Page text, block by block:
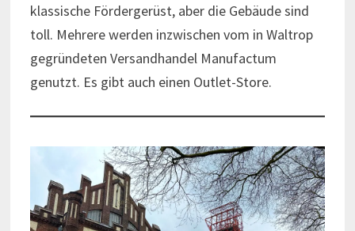
klassische Fördergerüst, aber die Gebäude sind
toll. Mehrere werden inzwischen vom in Waltrop
gegründeten Versandhandel Manufactum
genutzt. Es gibt auch einen Outlet-Store.